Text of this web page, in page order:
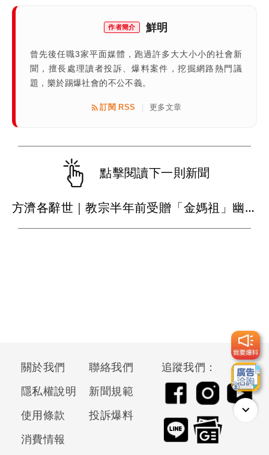
作者簡介 鮮明
曾先後任職3家平面媒體，跑過許多大大小小的社會新
聞，擅長處理讀者投訴、爆料案件，挖掘網路熱門議
題，樂於踢爆社會的不公不義。
訂閱 RSS 更多文章
點擊閱讀下一則新聞
方濟各辭世｜教宗半年前受贈「金媽祖」幽默問一事 北港朝天宮董座：遺憾不捨
關於我們
聯絡我們
隱私權說明
新聞規範
使用條款
投訴爆料
消費情報
追蹤我們：